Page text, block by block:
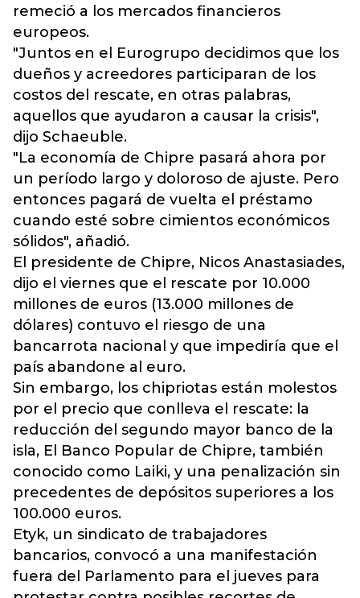
remeció a los mercados financieros
europeos.
"Juntos en el Eurogrupo decidimos que los
dueños y acreedores participaran de los
costos del rescate, en otras palabras,
aquellos que ayudaron a causar la crisis",
dijo Schaeuble.
"La economía de Chipre pasará ahora por
un período largo y doloroso de ajuste. Pero
entonces pagará de vuelta el préstamo
cuando esté sobre cimientos económicos
sólidos", añadió.
El presidente de Chipre, Nicos Anastasiades,
dijo el viernes que el rescate por 10.000
millones de euros (13.000 millones de
dólares) contuvo el riesgo de una
bancarrota nacional y que impediría que el
país abandone al euro.
Sin embargo, los chipriotas están molestos
por el precio que conlleva el rescate: la
reducción del segundo mayor banco de la
isla, El Banco Popular de Chipre, también
conocido como Laiki, y una penalización sin
precedentes de depósitos superiores a los
100.000 euros.
Etyk, un sindicato de trabajadores
bancarios, convocó a una manifestación
fuera del Parlamento para el jueves para